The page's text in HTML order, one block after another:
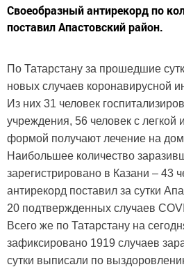
Своеобразный антирекорд по
поставил Апастовский район.
По Татарстану за прошедшие
новых случаев коронавирусной
Из них 31 человек
учреждения, 56 человек с легкой
формой получают лечение на
Наибольшее количество
зарегистрировано в Казани – 43
антирекорд поставил за сутки
20 подтвержденных случаев
Всего же по Татарстану на
зафиксировано 1919 случаев
сутки выписали по